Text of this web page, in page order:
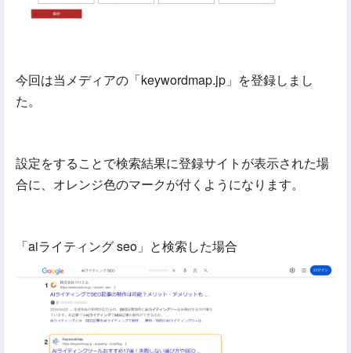
今回は当メディアの「keywordmap.jp」を登録しまし
た。
設定をすることで検索結果に登録サイトが表示された場
合に、オレンジ色のマークが付くようになります。
「aiライティング seo」と検索した場合